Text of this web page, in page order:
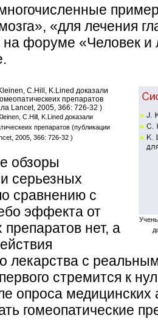
«для лечения
на форуме «Человек
C.Hill, K.Lined доказали
препаратов (публикации
2005, 366: 726-32 )
обзоры
серьезных
сравнению с
эффекта от
препаратов нет, а
лекарства с
стремится к
опроса
гомеопатические